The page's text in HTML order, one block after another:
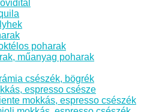
poharak
műanyag poharak
csészék, bögrék
espresso csésze
mokkás, espresso csészék